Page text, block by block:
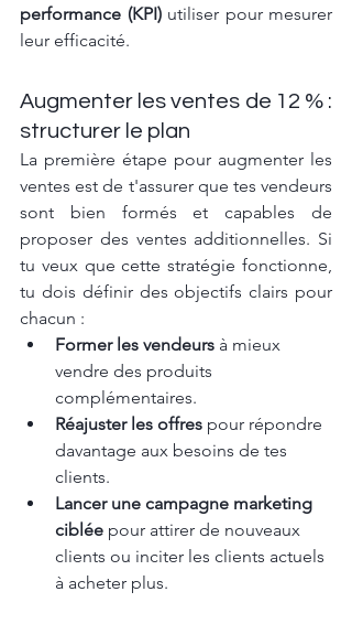
performance (KPI) utiliser pour mesurer
leur efficacité.
Augmenter les ventes de 12 % :
structurer le plan
La première étape pour augmenter les
ventes est de t'assurer que tes vendeurs
sont bien formés et capables de
proposer des ventes additionnelles. Si
tu veux que cette stratégie fonctionne,
tu dois définir des objectifs clairs pour
chacun :
Former les vendeurs à mieux
vendre des produits
complémentaires.
Réajuster les offres pour répondre
davantage aux besoins de tes
clients.
Lancer une campagne marketing
ciblée pour attirer de nouveaux
clients ou inciter les clients actuels
à acheter plus.